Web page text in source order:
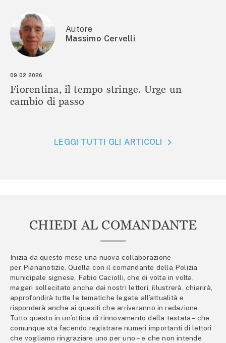
Autore
Massimo Cervelli
09.02.2026
Fiorentina, il tempo stringe. Urge un
cambio di passo
LEGGI TUTTI GLI ARTICOLI
CHIEDI AL COMANDANTE
Inizia da questo mese una nuova collaborazione
per Piananotizie. Quella con il comandante della Polizia
municipale signese, Fabio Caciolli, che di volta in volta,
magari sollecitato anche dai nostri lettori, illustrerà, chiarirà,
approfondirà tutte le tematiche legate all’attualità e
risponderà anche ai quesiti che arriveranno in redazione.
Tutto questo in un’ottica di rinnovamento della testata – che
comunque sta facendo registrare numeri importanti di lettori
che vogliamo ringraziare uno per uno – e che non intende